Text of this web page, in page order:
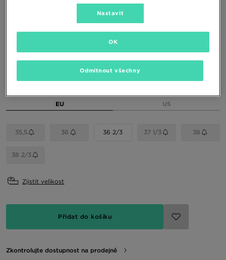
(Nejnižší cena za posledních 30 dní)
EU US
35,5 36 36 2/3 37 1/3 38
38 2/3
Zjistit velikost
Přidat do košíku
Zkontrolujte dostupnost na prodejně
Nastavit
Odmítnout všechny
OK